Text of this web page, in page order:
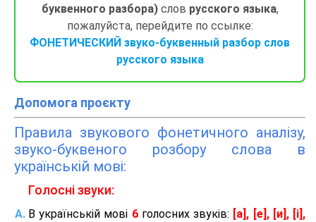
буквенного разбора)слов русского языка,
пожалуйста, перейдите по ссылке:
ФОНЕТИЧЕСКИЙ звуко-буквенный разбор слов
русского языка
Допомога проєкту
Правила звукового фонетичного аналізу,
звуко-буквеного розбору слова в
українській мові:
Голосні звуки:
В українській мові 6голосних звуків:
[а], [е], [и], [і],